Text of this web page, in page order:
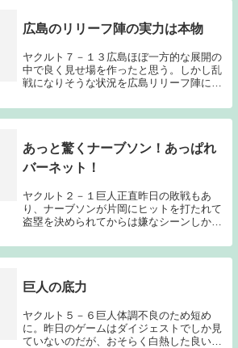
広島のリリーフ陣の実力は本物
ヤクルト７－１３広島ほぼ一方的な展開の
中で良く見せ場を作ったと思う。しかし乱
戦になりそうな状況を広島リリーフ陣にピ
陣の実力はどうやら本物である。（一方で
ヤクルト打線も本物になりつつあるかもし
あっと驚くナーブソン！あっぱれ
バーネット！
ヤクルト２－１巨人正直昨日の敗戦もあ
り、ナーブソンが片岡にヒットを打たれて
盗塁を決められてからは嫌なシーンしか想
た。昨日は悪い意味で主役となってしまっ
たバーネットだが、今日は見事だった。ナ
巨人の底力
ヤクルト５－６巨人体調不良のため短め
に。昨日のゲームはダイジェストでしか見
ていないのだが、おそらく白熱した良いゲ